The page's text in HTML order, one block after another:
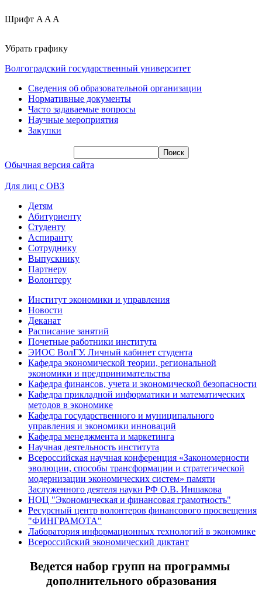
Шрифт A A A
Убрать графику
Волгоградский государственный университет
Сведения об образовательной организации
Нормативные документы
Часто задаваемые вопросы
Научные мероприятия
Закупки
Обычная версия сайта
Для лиц с ОВЗ
Детям
Абитуриенту
Студенту
Аспиранту
Сотруднику
Выпускнику
Партнеру
Волонтеру
Институт экономики и управления
Новости
Деканат
Расписание занятий
Почетные работники института
ЭИОС ВолГУ. Личный кабинет студента
Кафедра экономической теории, региональной
экономики и предпринимательства
Кафедра финансов, учета и экономической безопасности
Кафедра прикладной информатики и математических
методов в экономике
Кафедра государственного и муниципального
управления и экономики инноваций
Кафедра менеджмента и маркетинга
Научная деятельность института
Всероссийская научная конференция «Закономерности
эволюции, способы трансформации и стратегической
модернизации экономических систем» памяти
Заслуженного деятеля науки РФ О.В. Иншакова
НОЦ "Экономическая и финансовая грамотность"
Ресурсный центр волонтеров финансового просвещения
"ФИНГРАМОТА"
Лаборатория информационных технологий в экономике
Всероссийский экономический диктант
Ведется набор групп на программы
дополнительного образования